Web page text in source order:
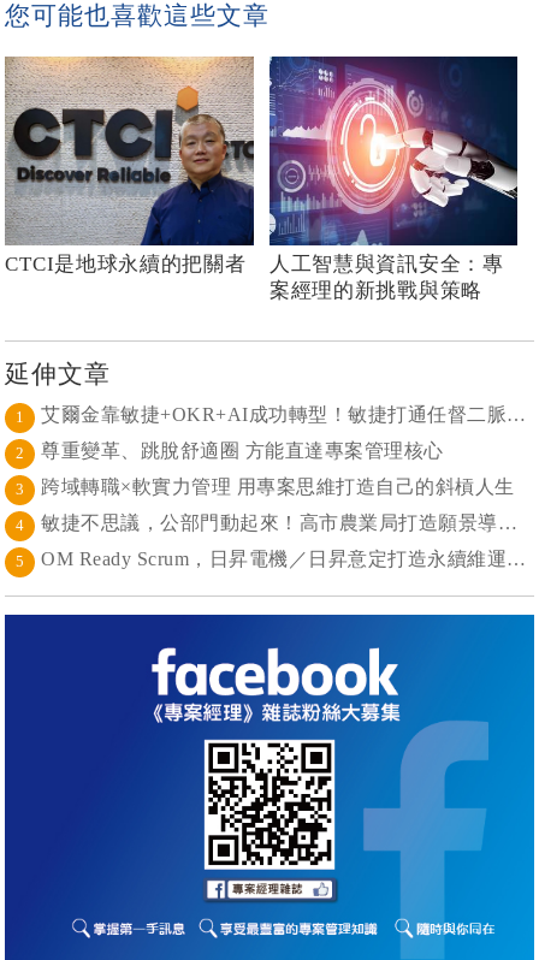
您可能也喜歡這些文章
CTCI是地球永續的把關者
人工智慧與資訊安全：專
案經理的新挑戰與策略
延伸文章
1 艾爾金靠敏捷+OKR+AI成功轉型！敏捷打通任督二脈， 避免文化與流程「卡卡」導致溝通無效
2 尊重變革、跳脫舒適圈 方能直達專案管理核心
3 跨域轉職×軟實力管理 用專案思維打造自己的斜槓人生
4 敏捷不思議，公部門動起來！高市農業局打造願景導向的社區敏捷自組織
5 OM Ready Scrum，日昇電機／日昇意定打造永續維運新典範